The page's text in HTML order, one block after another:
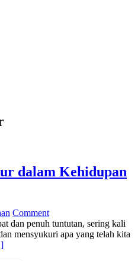
dalam Kehidupan
Comment
dan penuh tuntutan, sering kali
mensyukuri apa yang telah kita